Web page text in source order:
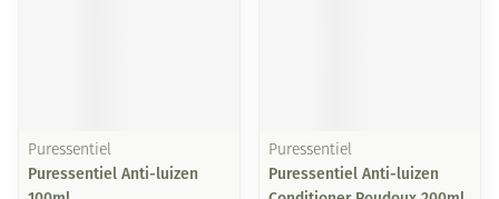
Puressentiel
Puressentiel Anti-luizen
Puressentiel
Puressentiel Anti-luizen